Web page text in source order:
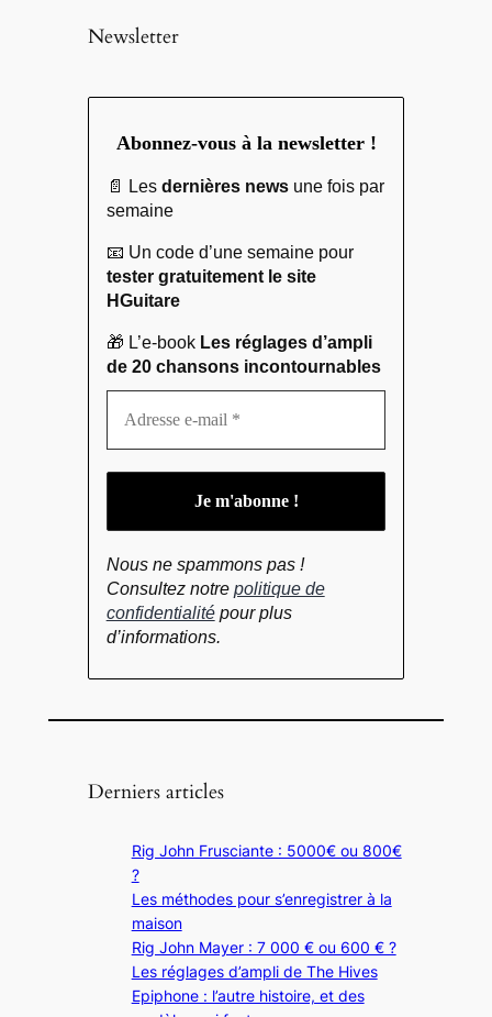
Newsletter
Abonnez-vous à la newsletter !
📄 Les dernières newsune fois par
semaine
📧 Un code d’une semaine pour
tester gratuitement le site
HGuitare
🎁 L’e-book Les réglages d’ampli
de 20 chansons incontournables
Nous ne spammons pas !
Consultez notre politique de
confidentialitépour plus
d’informations.
Derniers articles
Rig John Frusciante : 5000€ ou 800€
?
Les méthodes pour s’enregistrer à la
maison
Rig John Mayer : 7 000 € ou 600 € ?
Les réglages d’ampli de The Hives
Epiphone : l’autre histoire, et des